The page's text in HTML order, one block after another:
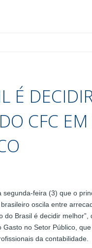
É
CFC
feira (3) que o
oscila entre
Brasil é decidir
no Setor Público,
da contabilidade.